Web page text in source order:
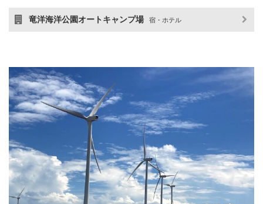
竜洋海洋公園オートキャンプ場 宿・ホテル